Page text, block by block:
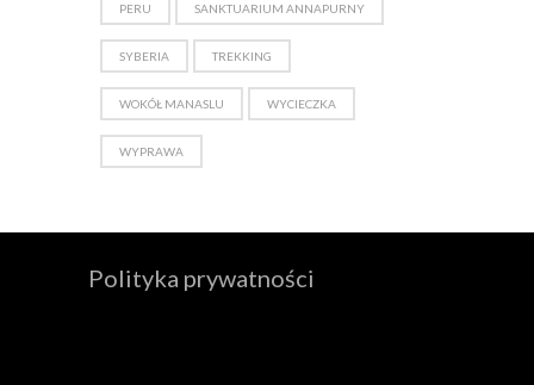
PERU SANKTUARIUM ANNAPURNY
SYBERIA TREKKING
WOKÓŁ MANASLU WYCIECZKA
WYPRAWA
Polityka prywatności